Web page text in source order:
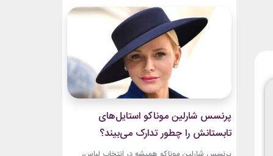
سال‌های ابتدایی فعالیتش هنوز زبان شخصی خود را
در مد پیدا نکرده بود.لینک پیشنهادیگیاهان
آپارتمانیخرید اکسسوری و زیورآلات نقرهجدیدترین
پرنسس شارلین موناکو استایل‌های
تابستانش را چطور تدارک می‌بیند؟